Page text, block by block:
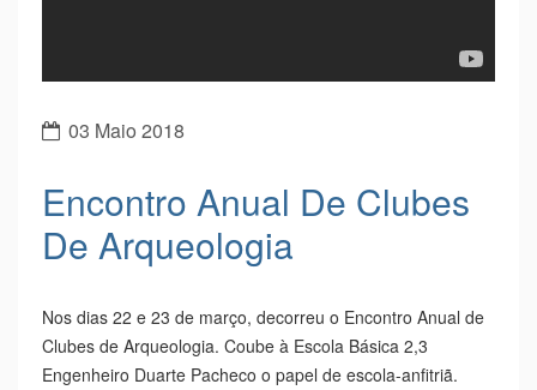
03 Maio 2018
Encontro Anual De Clubes
De Arqueologia
Nos dias 22 e 23 de março, decorreu o Encontro Anual de
Clubes de Arqueologia. Coube à Escola Básica 2,3
Engenheiro Duarte Pacheco o papel de escola-anfitriã.